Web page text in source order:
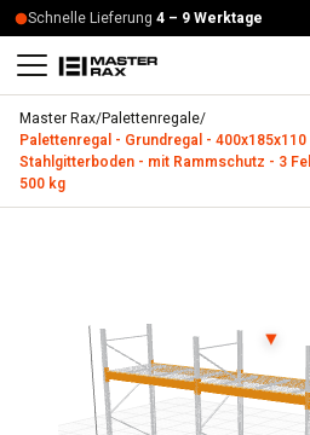
Zum Inhalt springen
Schnelle Lieferung 4 – 9 Werktage
Master Rax/Palettenregale/
Palettenregal - Grundregal -
Stahlgitterboden - mit Rammschutz - 3
500 kg
▼